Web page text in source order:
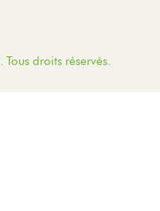
. Tous droits réservés.